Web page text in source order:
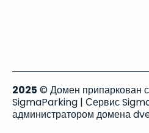
2025 © Домен припаркован
SigmaParking | Сервис
администратором домена